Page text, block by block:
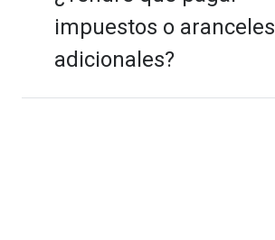
impuestos o aranceles
adicionales?